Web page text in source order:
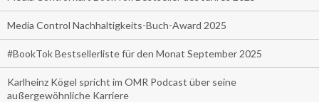
Media Control Nachhaltigkeits-Buch-Award 2025
#BookTok Bestsellerliste für den Monat September 2025
Karlheinz Kögel spricht im OMR Podcast über seine
außergewöhnliche Karriere